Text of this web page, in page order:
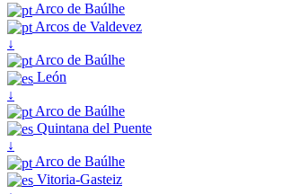
Arco de Baúlhe
Arcos de Valdevez
↓
Arco de Baúlhe
León
↓
Arco de Baúlhe
Quintana del Puente
↓
Arco de Baúlhe
Vitoria-Gasteiz